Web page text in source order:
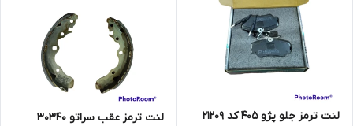
لنت ترمز جلو پژو 405 کد 21209
لنت ترمز عقب سراتو 30340